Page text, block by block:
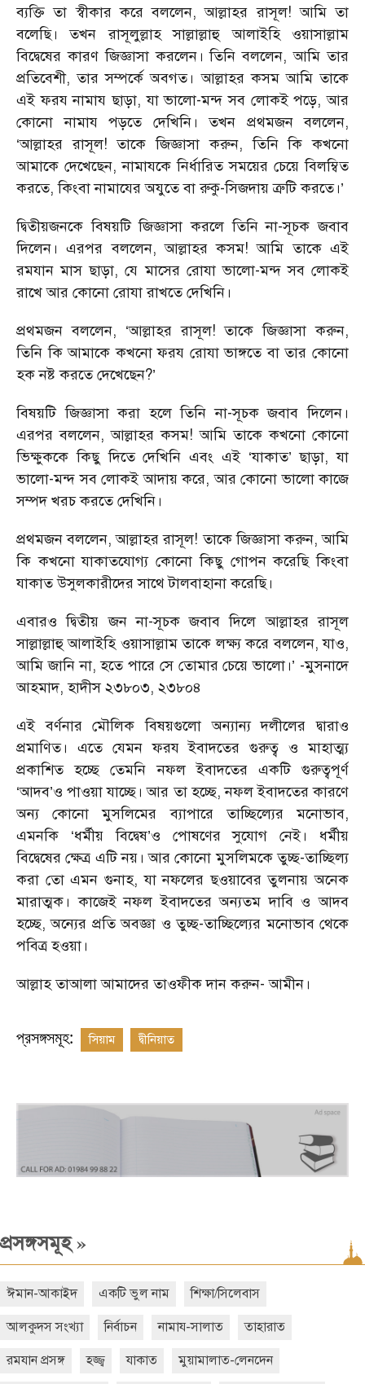
ব্যক্তি তা স্বীকার করে বললেন, আল্লাহর রাসূল! আমি তা
বলেছি। তখন রাসূলুল্লাহ সাল্লাল্লাহু আলাইহি ওয়াসাল্লাম
বিদ্বেষের কারণ জিজ্ঞাসা করলেন। তিনি বললেন, আমি তার
প্রতিবেশী, তার সম্পর্কে অবগত। আল্লাহর কসম আমি তাকে
এই ফরয নামায ছাড়া, যা ভালো-মন্দ সব লোকই পড়ে, আর
কোনো নামায পড়তে দেখিনি। তখন প্রথমজন বললেন,
‘আল্লাহর রাসূল! তাকে জিজ্ঞাসা করুন, তিনি কি কখনো
আমাকে দেখেছেন, নামাযকে নির্ধারিত সময়ের চেয়ে বিলম্বিত
করতে, কিংবা নামাযের অযুতে বা রুকু-সিজদায় ত্রুটি করতে।’
দ্বিতীয়জনকে বিষয়টি জিজ্ঞাসা করলে তিনি না-সূচক জবাব
দিলেন। এরপর বললেন, আল্লাহর কসম! আমি তাকে এই
রমযান মাস ছাড়া, যে মাসের রোযা ভালো-মন্দ সব লোকই
রাখে আর কোনো রোযা রাখতে দেখিনি।
প্রথমজন বললেন, ‘আল্লাহর রাসূল! তাকে জিজ্ঞাসা করুন,
তিনি কি আমাকে কখনো ফরয রোযা ভাঙ্গতে বা তার কোনো
হক নষ্ট করতে দেখেছেন?’
বিষয়টি জিজ্ঞাসা করা হলে তিনি না-সূচক জবাব দিলেন।
এরপর বললেন, আল্লাহর কসম! আমি তাকে কখনো কোনো
ভিক্ষুককে কিছু দিতে দেখিনি এবং এই ‘যাকাত’ ছাড়া, যা
ভালো-মন্দ সব লোকই আদায় করে, আর কোনো ভালো কাজে
সম্পদ খরচ করতে দেখিনি।
প্রথমজন বললেন, আল্লাহর রাসূল! তাকে জিজ্ঞাসা করুন, আমি
কি কখনো যাকাতযোগ্য কোনো কিছু গোপন করেছি কিংবা
যাকাত উসুলকারীদের সাথে টালবাহানা করেছি।
এবারও দ্বিতীয় জন না-সূচক জবাব দিলে আল্লাহর রাসূল
সাল্লাল্লাহু আলাইহি ওয়াসাল্লাম তাকে লক্ষ্য করে বললেন, যাও,
আমি জানি না, হতে পারে সে তোমার চেয়ে ভালো।’ -মুসনাদে
আহমাদ, হাদীস ২৩৮০৩, ২৩৮০৪
এই বর্ণনার মৌলিক বিষয়গুলো অন্যান্য দলীলের দ্বারাও
প্রমাণিত। এতে যেমন ফরয ইবাদতের গুরুত্ব ও মাহাত্ম্য
প্রকাশিত হচ্ছে তেমনি নফল ইবাদতের একটি গুরুত্বপূর্ণ
‘আদব’ও পাওয়া যাচ্ছে। আর তা হচ্ছে, নফল ইবাদতের কারণে
অন্য কোনো মুসলিমের ব্যাপারে তাচ্ছিল্যের মনোভাব,
এমনকি ‘ধর্মীয় বিদ্বেষ’ও পোষণের সুযোগ নেই। ধর্মীয়
বিদ্বেষের ক্ষেত্র এটি নয়। আর কোনো মুসলিমকে তুচ্ছ-তাচ্ছিল্য
করা তো এমন গুনাহ, যা নফলের ছওয়াবের তুলনায় অনেক
মারাত্মক। কাজেই নফল ইবাদতের অন্যতম দাবি ও আদব
হচ্ছে, অন্যের প্রতি অবজ্ঞা ও তুচ্ছ-তাচ্ছিল্যের মনোভাব থেকে
পবিত্র হওয়া।
আল্লাহ তাআলা আমাদের তাওফীক দান করুন- আমীন।
প্রসঙ্গসমূহ: সিয়াম দ্বীনিয়াত
প্রসঙ্গসমূহ»
ঈমান-আকাইদ একটি ভুল নাম শিক্ষা/সিলেবাস
আলকুদস সংখ্যা নির্বাচন নামায-সালাত তাহারাত
রমযান প্রসঙ্গ হজ্জ্ব যাকাত মুয়ামালাত-লেনদেন